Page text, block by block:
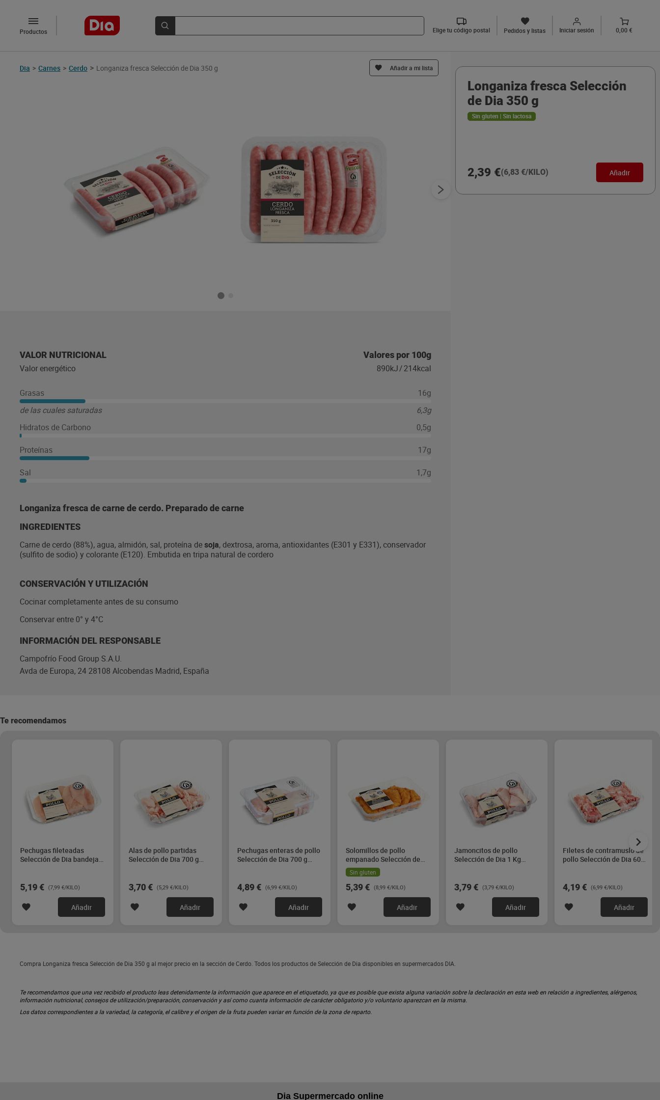
Productos Elige tu código postal Pedidos y listas Iniciar sesión 0,00 €
Dia > Carnes > Cerdo > Longaniza fresca Selección de Dia 350 g Añadir a mi lista
VALOR NUTRICIONAL Valores por 100g
Valor energético 890kJ/214kcal
Grasas
16g
de las cuales saturadas
6,3g
Hidratos de Carbono
0,5g
Proteínas 17g
Sal 1,7g
Longaniza fresca de carne de cerdo. Preparado de carne
INGREDIENTES
Carne de cerdo (88%), agua, almidón, sal, proteína desoja, dextrosa, aroma, antioxidantes (E301 y E331), conservador
(sulfito de sodio) y colorante (E120). Embutida en tripa natural de cordero
CONSERVACIÓN Y UTILIZACIÓN
Cocinar completamente antes de su consumo
Conservar entre 0° y 4°C
INFORMACIÓN DEL RESPONSABLE
Campofrío Food Group S.A.U.
Avda de Europa, 24 28108 Alcobendas Madrid, España
Longaniza fresca Selección
de Dia 350 g
Sin gluten | Sin lactosa
2,39 €(6,83 €/KILO) Añadir
Te recomendamos
Pechugas fileteadas
Selección de Dia bandeja
5,19 € (7,99 €/KILO)
Añadir
Alas de pollo partidas
Selección de Dia 700 g
3,70 € (5,29 €/KILO)
Añadir
Pechugas enteras de pollo
Selección de Dia 700 g
4,89 € (6,99 €/KILO)
Añadir
Solomillos de pollo
empanado Selección de
Dia 600 g aprox.
Sin gluten
5,39 € (8,99 €/KILO)
Añadir
Jamoncitos de pollo
Selección de Dia 1 Kg
3,79 € (3,79 €/KILO)
Añadir
Filetes de contramuslo de
pollo Selección de Dia 600
4,19 € (6,99 €/KILO)
Añadir
Compra Longaniza fresca Selección de Dia 350 g al mejor precio en la sección de Cerdo. Todos los productos de Selección de Dia disponibles en supermercados DIA.
Te recomendamos que una vez recibido el producto leas detenidamente la información que aparece en el etiquetado, ya que es posible que exista alguna variación sobre la declaración en esta web en relación a ingredientes, alérgenos,
información nutricional, consejos de utilización/preparación, conservación y así como cuanta información de carácter obligatorio y/o voluntario aparezcan en la misma.
Los datos correspondientes a la variedad, la categoría, el calibre y el origen de la fruta pueden variar en función de la zona de reparto.
Dia Supermercado online